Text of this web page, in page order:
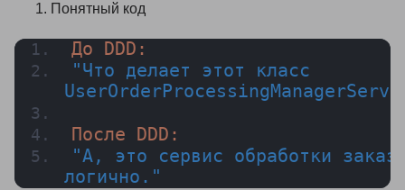
Понятный код
До DDD:
"Что делает этот класс
После DDD:
"А, это сервис обработки
логично."